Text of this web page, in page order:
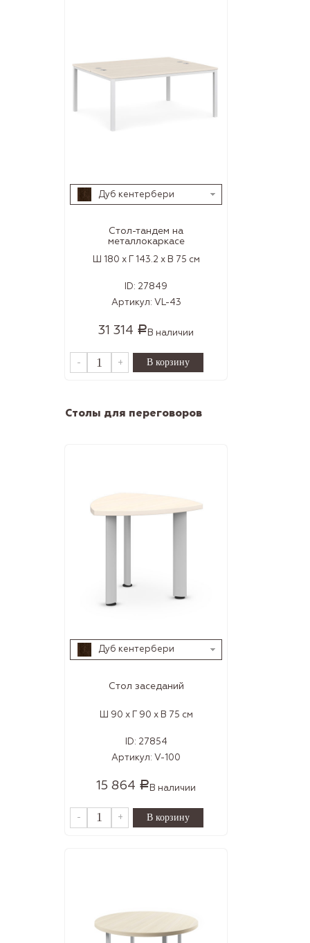
Дуб кентербери
Стол-тандем на
металлокаркасе
Ш 180 x Г 143.2 x В 75 см
ID: 27849
Артикул: VL-43
31 314 РВ наличии
- +
Столы для переговоров
Дуб кентербери
Стол заседаний
Ш 90 x Г 90 x В 75 см
ID: 27854
Артикул: V-100
15 864 РВ наличии
- +